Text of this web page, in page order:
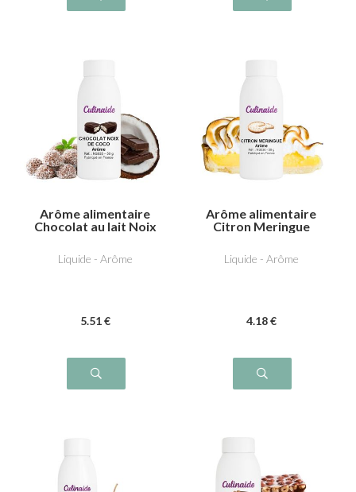
Arôme alimentaire
Chocolat au lait Noix
Liquide - Arôme
5.51 €
Arôme alimentaire
Citron Meringue
Liquide - Arôme
4.18 €